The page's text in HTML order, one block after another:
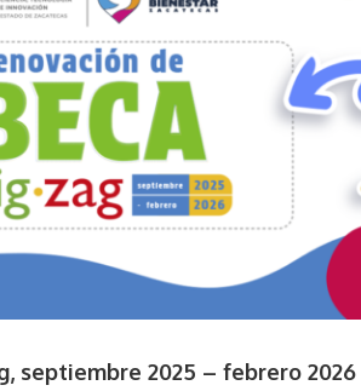
septiembre 2025 – febrero 2026